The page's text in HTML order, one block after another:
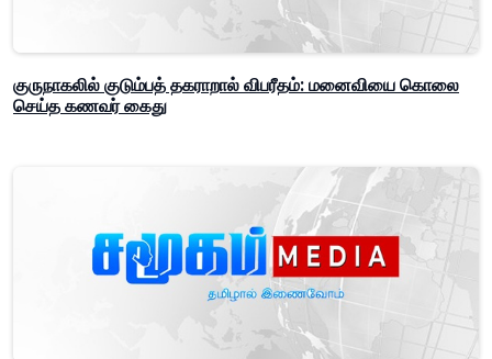
குருநாகலில் குடும்பத் தகராறால் விபரீதம்: மனைவியை கொலை
செய்த கணவர் கைது